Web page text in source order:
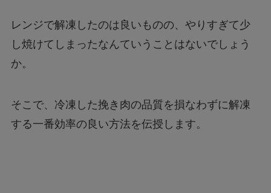
レンジで解凍したのは良いものの、やりすぎて少
し焼けてしまったなんていうことはないでしょう
か。
そこで、冷凍した挽き肉の品質を損なわずに解凍
する一番効率の良い方法を伝授します。